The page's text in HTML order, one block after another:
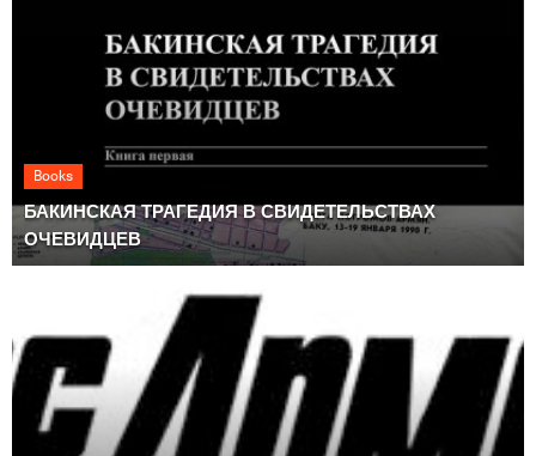
Books
БАКИНСКАЯ ТРАГЕДИЯ В СВИДЕТЕЛЬСТВАХ
ОЧЕВИДЦЕВ